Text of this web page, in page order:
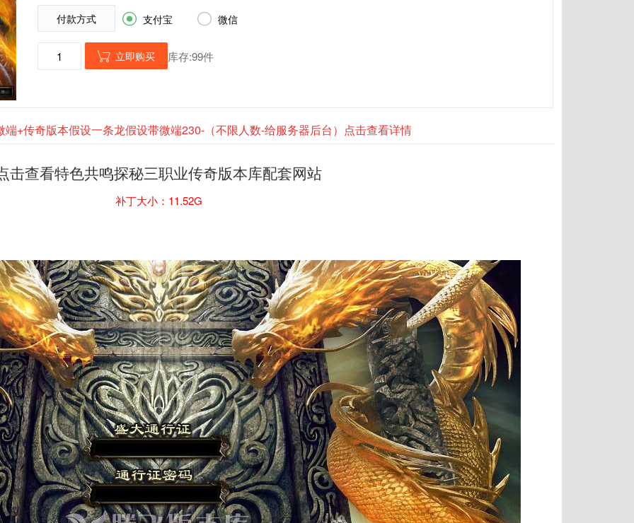
付款方式  支付宝  微信
 立即购买 库存:99件
+传奇版本假设一条龙假设带微端230-（不限人数-给服务器后台）点击查看详情
击查看特色共鸣探秘三职业传奇版本库配套网站
补丁大小：11.52G